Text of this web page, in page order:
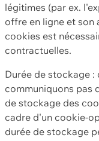
légitimes (par ex.
offre en ligne et son
cookies est
contractuelles.
Durée de stockage :
communiquons pas
de stockage des
cadre d'un cookie-
durée de stockage